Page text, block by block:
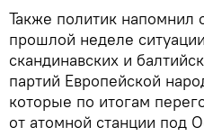
Также политик напомнил
прошлой неделе
скандинавских и
партий Европейской
которые по итогам
от атомной станции под